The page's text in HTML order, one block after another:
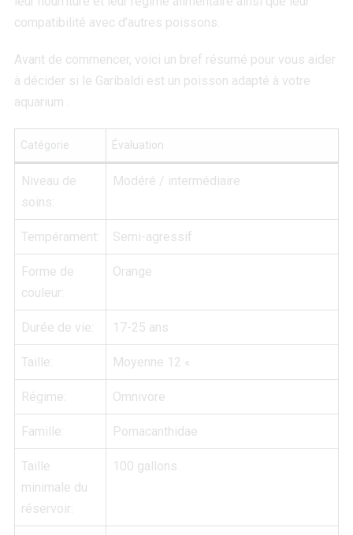
compatibilité avec d’autres poissons.
Avant de commencer, voici un bref résumé pour vous aider
à décider si le Garibaldi est un poisson adapté à votre
aquarium .
Catégorie Évaluation
Niveau de
soins:
Modéré / intermédiaire
Tempérament: Semi-agressif
Forme de
couleur:
Orange
Durée de vie: 17-25 ans
Taille: Moyenne 12 «
Régime: Omnivore
Famille: Pomacanthidae
Taille
minimale du
réservoir:
100 gallons